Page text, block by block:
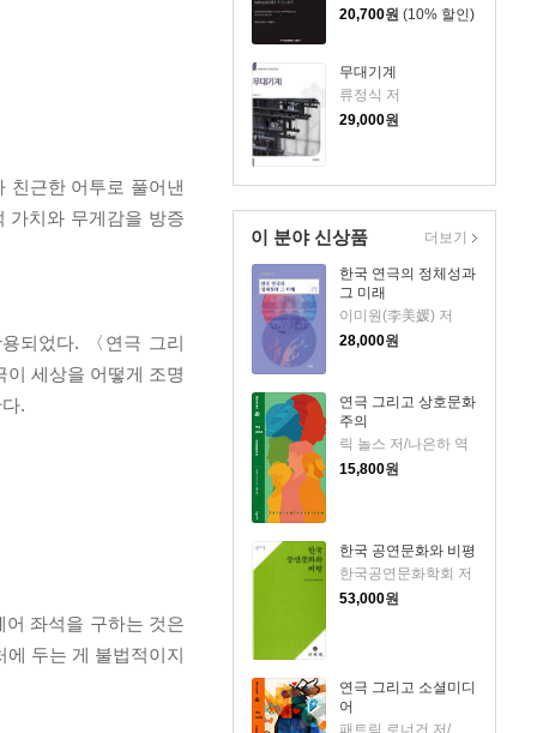
20,700원 (10% 할인)
무대기계
류정식 저
29,000원
이 분야 신상품
한국 연극의 정체성과
그 미래
이미원(李美媛) 저
28,000원
연극 그리고 상호문화
주의
릭 놀스 저/나은하 역
15,800원
한국 공연문화와 비평
한국공연문화학회 저
53,000원
연극 그리고 소셜미디
어
더보기
친근한 어투로 풀어낸
가치와 무게감을 방증
되었다. 〈연극 그리
세상을 어떻게 조명
.
어 좌석을 구하는 것은
두는 게 불법적이지